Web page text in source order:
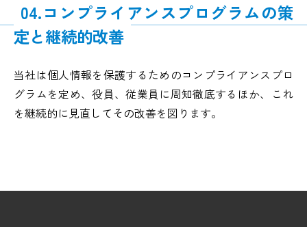
04.コンプライアンスプログラムの策
定と継続的改善
当社は個人情報を保護するためのコンプライアンスプロ
グラムを定め、役員、従業員に周知徹底するほか、これ
を継続的に見直してその改善を図ります。